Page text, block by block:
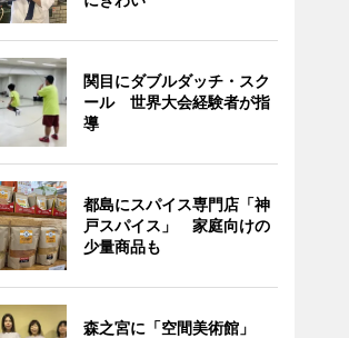
関目にダブルダッチ・スク
ール 世界大会経験者が指
導
都島にスパイス専門店「神
戸スパイス」 家庭向けの
少量商品も
森之宮に「空間美術館」